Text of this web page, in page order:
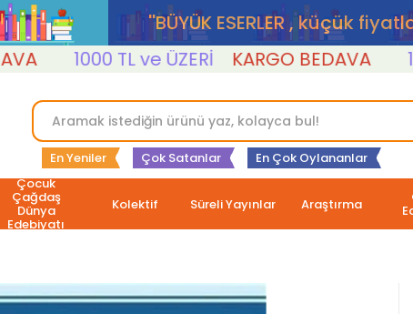
''BÜYÜK ESERLER , küçük
1000 TL ve ÜZERİ KARGO BEDAVA 1000
En Yeniler Çok Satanlar En Çok Oylananlar
Çocuk
Çağdaş
Dünya
Edebiyatı
Kolektif Süreli Yayınlar Araştırma